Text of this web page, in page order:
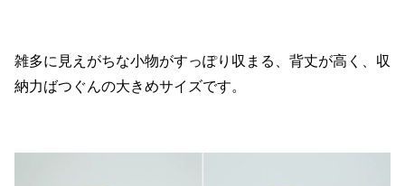
雑多に見えがちな小物がすっぽり収まる、背丈が高く、収
納力ばつぐんの大きめサイズです。